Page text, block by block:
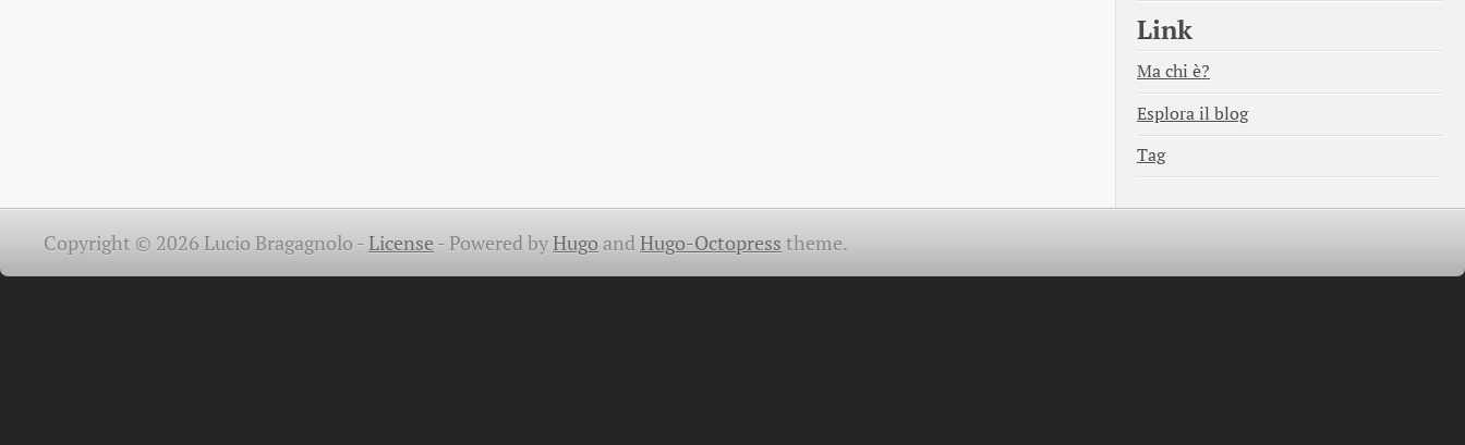
Link
Ma chi è?
Esplora il blog
Tag
Copyright © 2026 Lucio Bragagnolo -License -Powered byHugoandHugo-Octopress theme.